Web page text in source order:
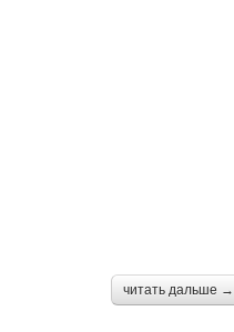
читать дальше →